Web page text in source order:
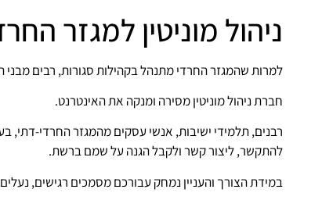
ניהול מוניטין למגזר
למרות שהמגזר החרדי מתנהל בקהילות סגורות, רבים מבני
חברת ניהול מוניטין מסירה ומנקה את האינטרנט.
רבנים, תלמידי ישיבות, אנשי עסקים מהמגזר החרדי-דתי,
להתקשר, ליצור קשר ולקבל הגנה על שמם ברשת.
במידת הצורך והעניין נמחק עבורכם מסמכים רגישים,